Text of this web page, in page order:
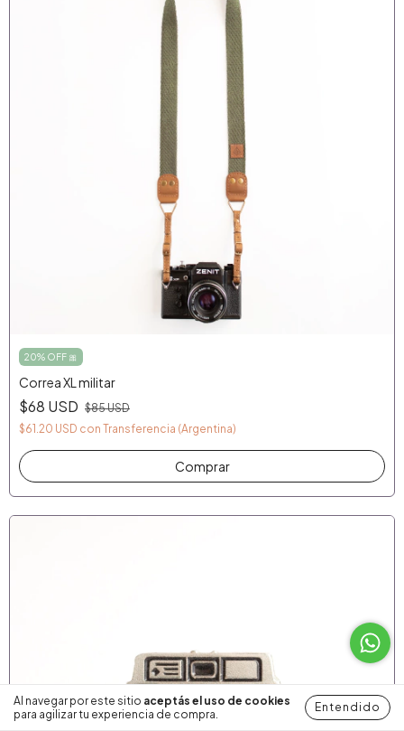
Al navegar por este sitio aceptás el uso de cookies
para agilizar tu experiencia de compra.
Entendido
20% OFF 🎀
Correa XL militar
$68 USD $85 USD
$61.20 USD con Transferencia (Argentina)